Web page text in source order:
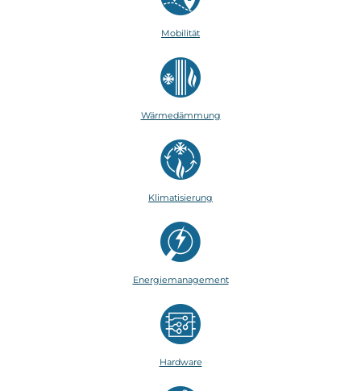
Mobilität
Wärmedämmung
Klimatisierung
Energiemanagement
Hardware